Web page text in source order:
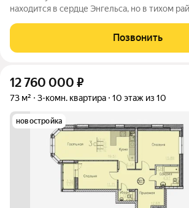
находится в сердце Энгельса, но в тихом
доступности: детские сады, школы,
набережная и множество магазинов. А дома
Позвонить
12 760 000 ₽
73 м² 3-комн. квартира 10 этаж из 10
новостройка